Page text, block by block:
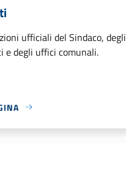
ufficiali del Sindaco, degli
e degli uffici comunali.